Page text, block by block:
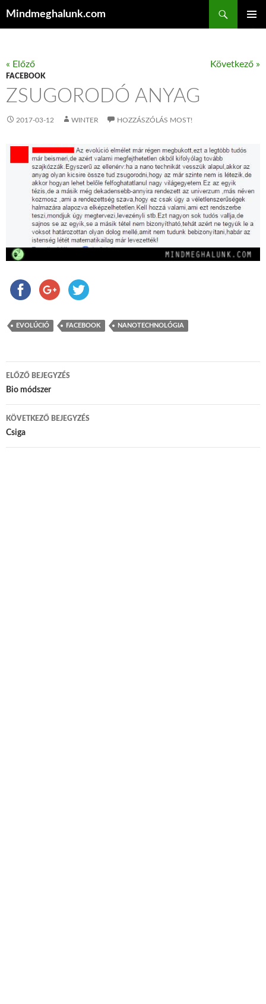
Mindmeghalunk.com
« Előző Következő »
FACEBOOK
ZSUGORODÓ ANYAG
2017-03-12 WINTER HOZZÁSZÓLÁS MOST!
EVOLÚCIÓ FACEBOOK NANOTECHNOLÓGIA
Bejegyzés navigáció
ELŐZŐ BEJEGYZÉS
Bio módszer
KÖVETKEZŐ BEJEGYZÉS
Csiga